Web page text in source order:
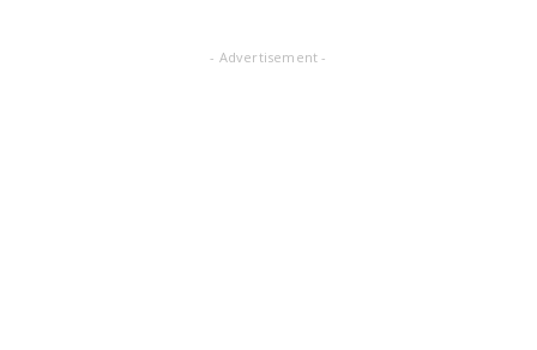
August 07, 2026
- Advertisement -